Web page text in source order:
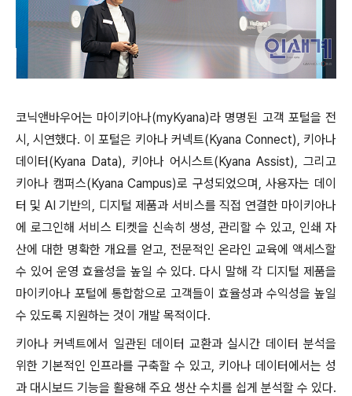
코닉앤바우어는 마이키아나(myKyana)라 명명된 고객 포털을 전
시, 시연했다. 이 포털은 키아나 커넥트(Kyana Connect), 키아나
데이터(Kyana Data), 키아나 어시스트(Kyana Assist), 그리고
키아나 캠퍼스(Kyana Campus)로 구성되었으며, 사용자는 데이
터 및 AI 기반의, 디지털 제품과 서비스를 직접 연결한 마이키아나
에 로그인해 서비스 티켓을 신속히 생성, 관리할 수 있고, 인쇄 자
산에 대한 명확한 개요를 얻고, 전문적인 온라인 교육에 액세스할
수 있어 운영 효율성을 높일 수 있다. 다시 말해 각 디지털 제품을
마이키아나 포털에 통합함으로 고객들이 효율성과 수익성을 높일
수 있도록 지원하는 것이 개발 목적이다.
키아나 커넥트에서 일관된 데이터 교환과 실시간 데이터 분석을
위한 기본적인 인프라를 구축할 수 있고, 키아나 데이터에서는 성
과 대시보드 기능을 활용해 주요 생산 수치를 쉽게 분석할 수 있다.